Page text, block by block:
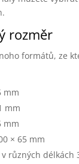
rozměr
formátů, ze
mm
mm
mm
× 65 mm
různých délkách